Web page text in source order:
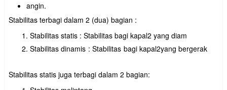
angin.
Stabilitas terbagi dalam 2 (dua) bagian :
Stabilitas statis : Stabilitas bagi kapal2 yang diam
Stabilitas dinamis : Stabilitas bagi kapal2yang bergerak
Stabilitas statis juga terbagi dalam 2 bagian: